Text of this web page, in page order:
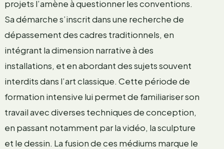
projets l’amène à questionner les conventions.
Sa démarche s’inscrit dans une recherche de
dépassement des cadres traditionnels, en
intégrant la dimension narrative à des
installations, et en abordant des sujets souvent
interdits dans l’art classique. Cette période de
formation intensive lui permet de familiariser son
travail avec diverses techniques de conception,
en passant notamment par la vidéo, la sculpture
et le dessin. La fusion de ces médiums marque le